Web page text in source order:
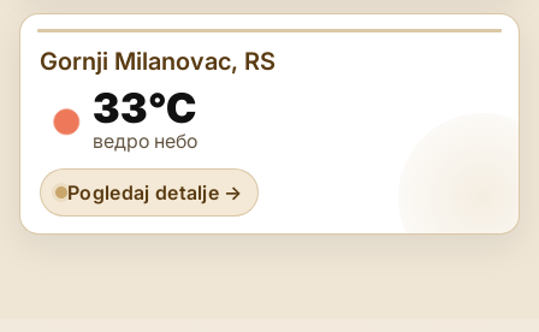
Gornji Milanovac, RS
33°C
ведро небо
Pogledaj detalje →